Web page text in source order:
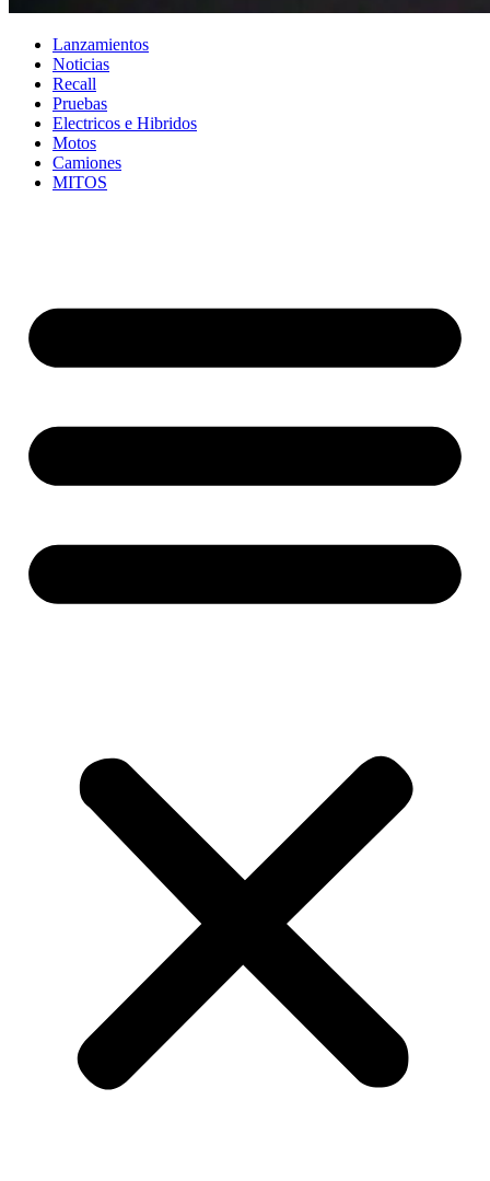
Lanzamientos
Noticias
Recall
Pruebas
Electricos e Hibridos
Motos
Camiones
MITOS